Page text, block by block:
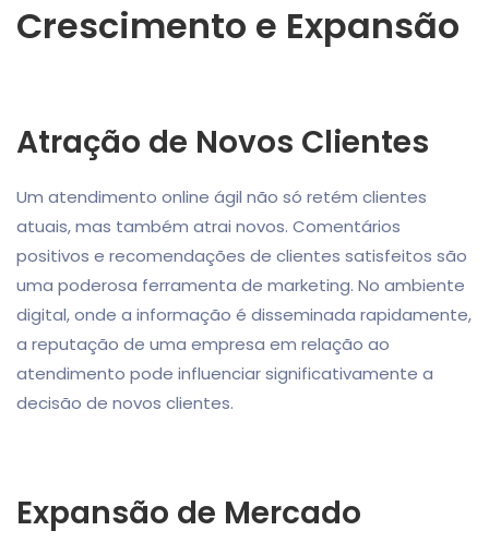
Crescimento e Expansão
Atração de Novos Clientes
Um atendimento online ágil não só retém clientes
atuais, mas também atrai novos. Comentários
positivos e recomendações de clientes satisfeitos são
uma poderosa ferramenta de marketing. No ambiente
digital, onde a informação é disseminada rapidamente,
a reputação de uma empresa em relação ao
atendimento pode influenciar significativamente a
decisão de novos clientes.
Expansão de Mercado